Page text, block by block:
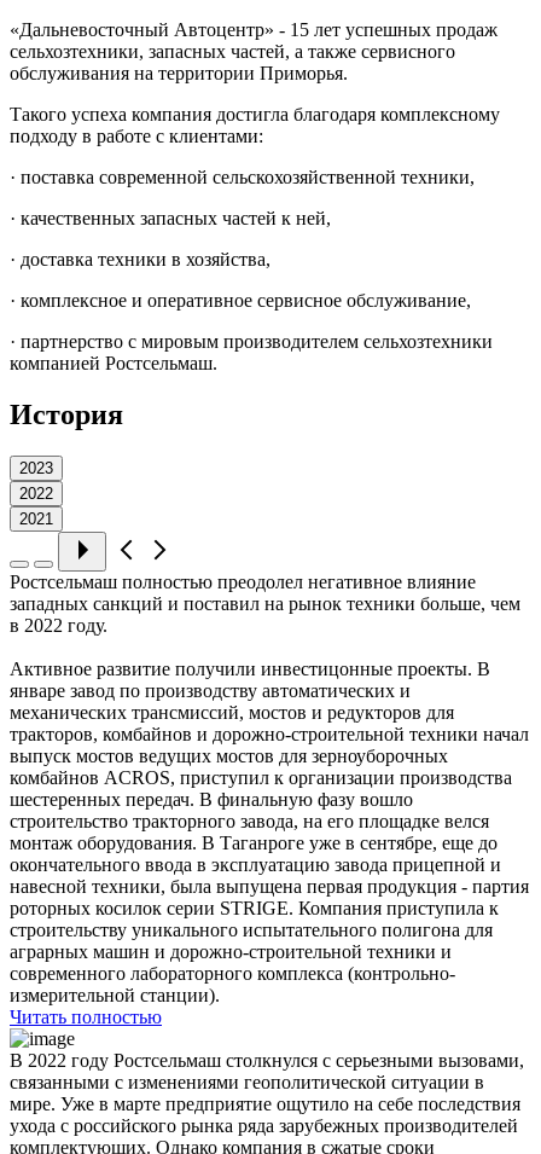
«Дальневосточный Автоцентр» - 15 лет успешных продаж
сельхозтехники, запасных частей, а также сервисного
обслуживания на территории Приморья.
Такого успеха компания достигла благодаря комплексному
подходу в работе с клиентами:
· поставка современной сельскохозяйственной техники,
· качественных запасных частей к ней,
· доставка техники в хозяйства,
· комплексное и оперативное сервисное обслуживание,
· партнерство с мировым производителем сельхозтехники
компанией Ростсельмаш.
История
2023
2022
2021
Ростсельмаш полностью преодолел негативное влияние
западных санкций и поставил на рынок техники больше, чем
в 2022 году.
Активное развитие получили инвестицонные проекты. В
январе завод по производству автоматических и
механических трансмиссий, мостов и редукторов для
тракторов, комбайнов и дорожно-строительной техники начал
выпуск мостов ведущих мостов для зерноуборочных
комбайнов ACROS, приступил к организации производства
шестеренных передач. В финальную фазу вошло
строительство тракторного завода, на его площадке велся
монтаж оборудования. В Таганроге уже в сентябре, еще до
окончательного ввода в эксплуатацию завода прицепной и
навесной техники, была выпущена первая продукция - партия
роторных косилок серии STRIGE. Компания приступила к
строительству уникального испытательного полигона для
аграрных машин и дорожно-строительной техники и
современного лабораторного комплекса (контрольно-
измерительной станции).
Читать полностью
В 2022 году Ростсельмаш столкнулся с серьезными вызовами,
связанными с изменениями геополитической ситуации в
мире. Уже в марте предприятие ощутило на себе последствия
ухода с российского рынка ряда зарубежных производителей
комплектующих. Однако компания в сжатые сроки